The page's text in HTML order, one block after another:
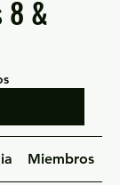
8 &
Miembros